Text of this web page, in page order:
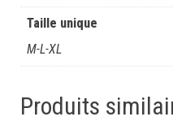
Taille unique
M-L-XL
Produits